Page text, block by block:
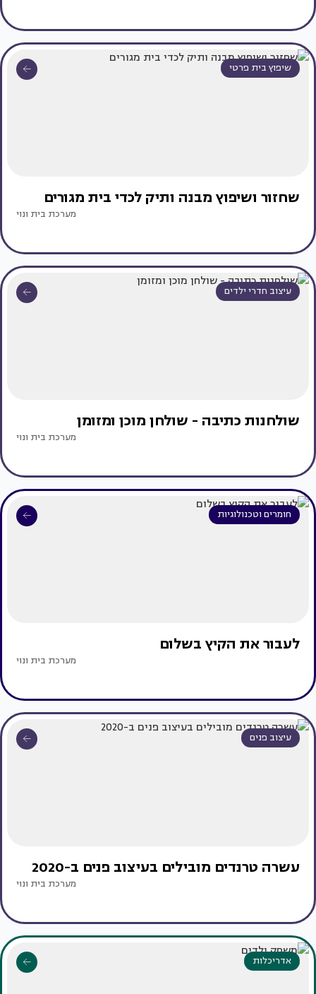
שיפוץ בית פרטי
שחזור ושיפוץ מבנה ותיק לכדי בית מגורים
מערכת בית ונוי
עיצוב חדרי ילדים
שולחנות כתיבה - שולחן מוכן ומזומן
מערכת בית ונוי
חומרים וטכנולוגיות
לעבור את הקיץ בשלום
מערכת בית ונוי
עיצוב פנים
עשרה טרנדים מובילים בעיצוב פנים ב-2020
מערכת בית ונוי
אדריכלות